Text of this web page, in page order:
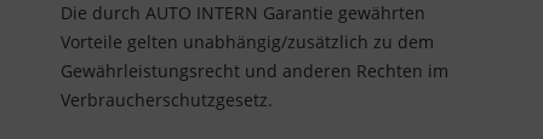
Die durch AUTO INTERN Garantie gewährten
Vorteile gelten unabhängig/zusätzlich zu dem
Gewährleistungsrecht und anderen Rechten im
Verbraucherschutzgesetz.